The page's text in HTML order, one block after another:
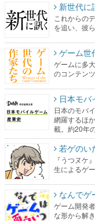
新世代に
これからの
を追い、彼
ゲーム世
ゲームに多
のコンテン
日本モバ
日本のモバ
網羅するほ
載。約20年
若ゲのい
『うつヌケ
生によるゲ
なんでゲ
ゲーム開発
な形から解